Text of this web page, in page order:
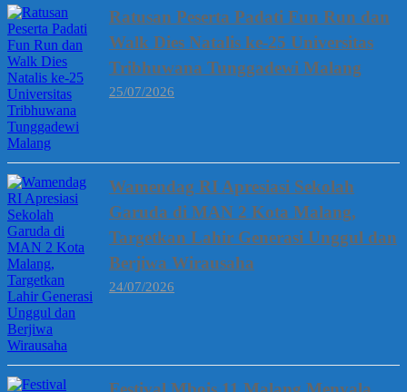
Ratusan Peserta Padati Fun Run dan
Walk Dies Natalis ke-25 Universitas
Tribhuwana Tunggadewi Malang
25/07/2026
Wamendag RI Apresiasi Sekolah
Garuda di MAN 2 Kota Malang,
Targetkan Lahir Generasi Unggul dan
Berjiwa Wirausaha
24/07/2026